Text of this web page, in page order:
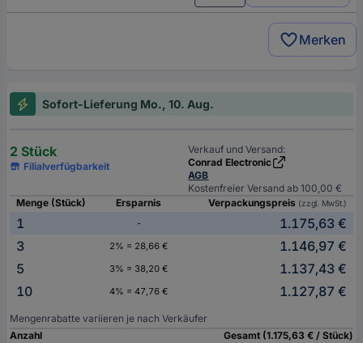
Merken
Sofort-Lieferung Mo., 10. Aug.
2 Stück
Filialverfügbarkeit
Verkauf und Versand:
Conrad Electronic
AGB
Kostenfreier Versand ab 100,00 €
Menge (Stück)
Ersparnis Verpackungspreis (zzgl. MwSt.)
1 -
1.175,63 €
3
2% = 28,66 €
1.146,97 €
5
3% = 38,20 €
1.137,43 €
10
4% = 47,76 € 1.127,87 €
Mengenrabatte variieren je nach Verkäufer
Anzahl
Gesamt (1.175,63 € / Stück)